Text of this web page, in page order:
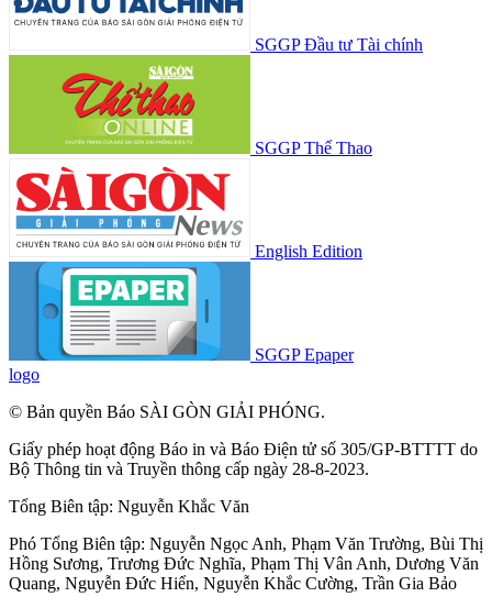
SGGP Đầu tư Tài chính
SGGP Thể Thao
English Edition
SGGP Epaper
logo
© Bản quyền Báo SÀI GÒN GIẢI PHÓNG.
Giấy phép hoạt động Báo in và Báo Điện tử số 305/GP-BTTTT do
Bộ Thông tin và Truyền thông cấp ngày 28-8-2023.
Tổng Biên tập: Nguyễn Khắc Văn
Phó Tổng Biên tập: Nguyễn Ngọc Anh, Phạm Văn Trường, Bùi Thị
Hồng Sương, Trương Đức Nghĩa, Phạm Thị Vân Anh, Dương Văn
Quang, Nguyễn Đức Hiển, Nguyễn Khắc Cường, Trần Gia Bảo